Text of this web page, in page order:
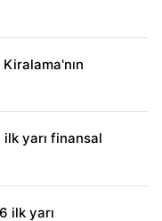
Kiralama'nın
yarı finansal
ilk yarı